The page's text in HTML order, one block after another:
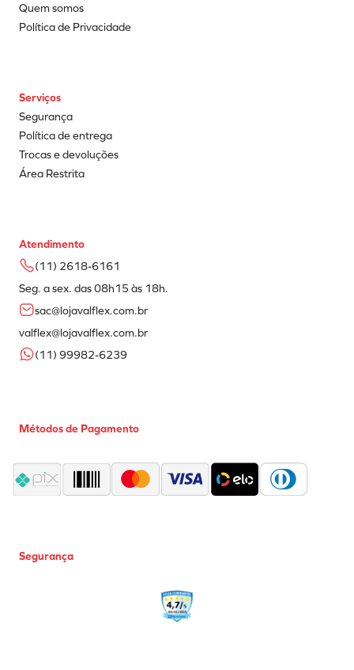
Quem somos
Política de Privacidade
Serviços
Segurança
Política de entrega
Trocas e devoluções
Área Restrita
Atendimento
(11) 2618-6161
Seg. a sex. das 08h15 às 18h.
sac@lojavalflex.com.br
valflex@lojavalflex.com.br
(11) 99982-6239
Métodos de Pagamento
Segurança